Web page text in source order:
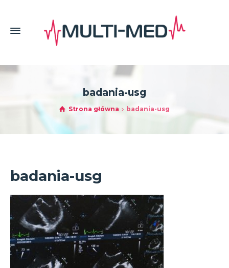
badania-usg
Strona główna badania-usg
badania-usg